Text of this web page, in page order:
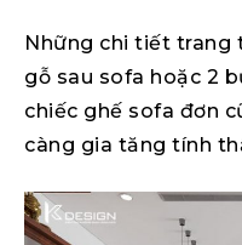
Những chi tiết trang
gỗ sau sofa hoặc 2
chiếc ghế sofa đơn
càng gia tăng tính